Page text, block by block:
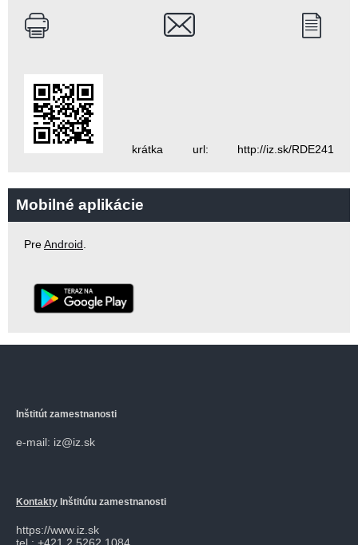
krátka url: http://iz.sk/RDE241
Mobilné aplikácie
PreAndroid.
Inštitút zamestnanosti
e-mail: iz@iz.sk
Kontakty Inštitútu zamestnanosti
https://www.iz.sk